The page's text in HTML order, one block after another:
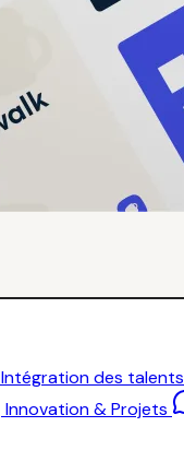
Intégration des talents
Innovation & Projets